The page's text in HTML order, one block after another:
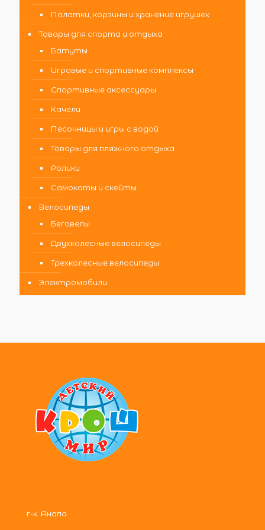
Палатки, корзины и хранение игрушек
Товары для спорта и отдыха
Батуты
Игровые и спортивные комплексы
Спортивные аксессуары
Качели
Песочницы и игры с водой
Товары для пляжного отдыха
Ролики
Самокаты и скейты
Велосипеды
Беговелы
Двухколесные велосипеды
Трехколесные велосипеды
Электромобили
г-к. Анапа